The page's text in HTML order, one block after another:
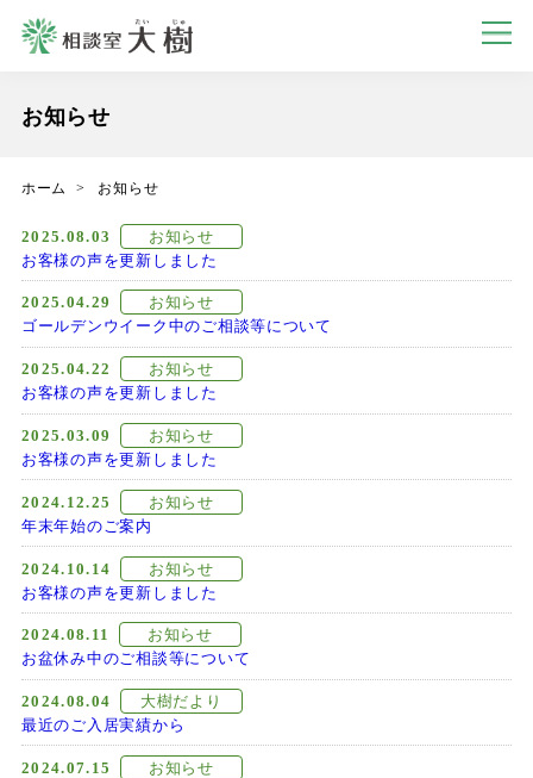
お知らせ
ホーム お知らせ
2025.08.03
お知らせ
お客様の声を更新しました
2025.04.29
お知らせ
ゴールデンウイーク中のご相談等について
2025.04.22
お知らせ
お客様の声を更新しました
2025.03.09
お知らせ
お客様の声を更新しました
2024.12.25
お知らせ
年末年始のご案内
2024.10.14
お知らせ
お客様の声を更新しました
2024.08.11
お知らせ
お盆休み中のご相談等について
2024.08.04
大樹だより
最近のご入居実績から
2024.07.15
お知らせ